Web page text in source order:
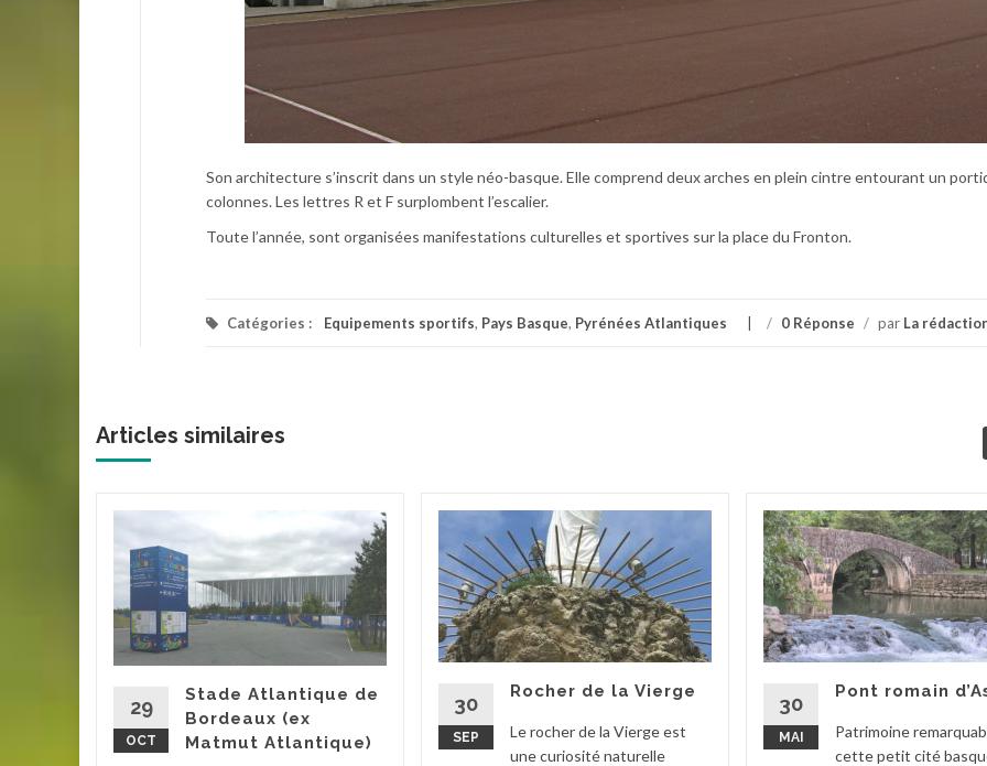
Son architecture s’inscrit dans un style néo-basque. Elle comprend deux arches en plein cintre entourant un
colonnes. Les lettres R et F surplombent l’escalier.
Toute l’année, sont organisées manifestations culturelles et sportives sur la place du Fronton.
Catégories : Equipements sportifs, Pays Basque, Pyrénées Atlantiques / 0 Réponse / par La
Articles similaires
29
OCT
Stade Atlantique de
Bordeaux (ex
Matmut Atlantique)
30
SEP
Rocher de la Vierge
Le rocher de la Vierge est
une curiosité naturelle
30
MAI
Pont romain
Patrimoine
cette petit cité